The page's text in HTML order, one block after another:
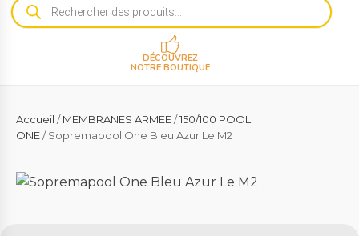
Recherche
de
DÉCOUVREZ
NOTRE BOUTIQUE
Accueil /MEMBRANES ARMEE/150/100 POOL
ONE/ Sopremapool One Bleu Azur Le M2